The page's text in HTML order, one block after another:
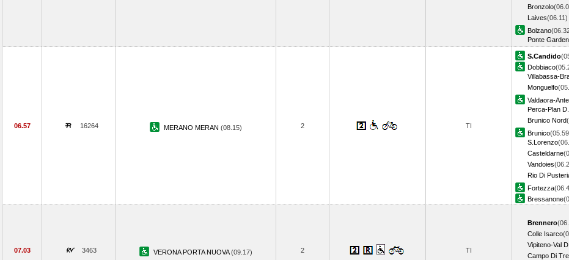
Bronzolo
Laives(06.11)
Bolzano
Ponte
06.57 16264 MERANO MERAN (08.15) 2 TI
S.Candido
Dobbiaco
Villabassa-
Monguelfo
Valdaora-
Perca-Plan
Brunico Nord
Brunico
S.Lorenzo
Casteldarne
Vandoies
Rio Di
Fortezza
Bressanone
07.03 3463 VERONA PORTA NUOVA(09.17) 2 TI
Brennero
Colle Isarco
Vipiteno-Val
Campo Di